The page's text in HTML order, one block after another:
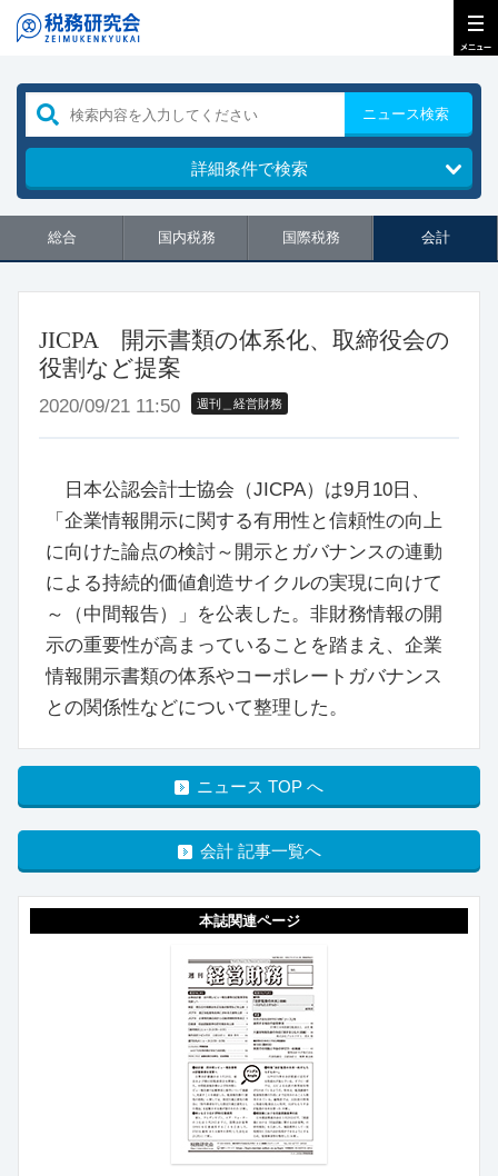
ニュース検索
詳細条件で検索
総合 国内税務 国際税務 会計
JICPA 開示書類の体系化、取締役会の
役割など提案
2020/09/21 11:50 週刊＿経営財務
日本公認会計士協会（JICPA）は9月10日、
「企業情報開示に関する有用性と信頼性の向上
に向けた論点の検討～開示とガバナンスの連動
による持続的価値創造サイクルの実現に向けて
～（中間報告）」を公表した。非財務情報の開
示の重要性が高まっていることを踏まえ、企業
情報開示書類の体系やコーポレートガバナンス
との関係性などについて整理した。
ニュース TOP へ
会計 記事一覧へ
本誌関連ページ